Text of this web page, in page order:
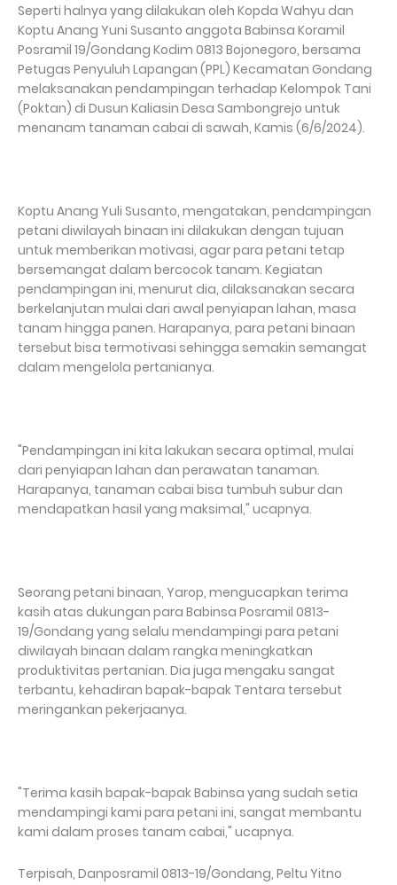
Seperti halnya yang dilakukan oleh Kopda Wahyu dan
Koptu Anang Yuni Susanto anggota Babinsa Koramil
Posramil 19/Gondang Kodim 0813 Bojonegoro, bersama
Petugas Penyuluh Lapangan (PPL) Kecamatan Gondang
melaksanakan pendampingan terhadap Kelompok Tani
(Poktan) di Dusun Kaliasin Desa Sambongrejo untuk
menanam tanaman cabai di sawah, Kamis (6/6/2024).
Koptu Anang Yuli Susanto, mengatakan, pendampingan
petani diwilayah binaan ini dilakukan dengan tujuan
untuk memberikan motivasi, agar para petani tetap
bersemangat dalam bercocok tanam. Kegiatan
pendampingan ini, menurut dia, dilaksanakan secara
berkelanjutan mulai dari awal penyiapan lahan, masa
tanam hingga panen. Harapanya, para petani binaan
tersebut bisa termotivasi sehingga semakin semangat
dalam mengelola pertanianya.
"Pendampingan ini kita lakukan secara optimal, mulai
dari penyiapan lahan dan perawatan tanaman.
Harapanya, tanaman cabai bisa tumbuh subur dan
mendapatkan hasil yang maksimal," ucapnya.
Seorang petani binaan, Yarop, mengucapkan terima
kasih atas dukungan para Babinsa Posramil 0813-
19/Gondang yang selalu mendampingi para petani
diwilayah binaan dalam rangka meningkatkan
produktivitas pertanian. Dia juga mengaku sangat
terbantu, kehadiran bapak-bapak Tentara tersebut
meringankan pekerjaanya.
"Terima kasih bapak-bapak Babinsa yang sudah setia
mendampingi kami para petani ini, sangat membantu
kami dalam proses tanam cabai," ucapnya.
Terpisah, Danposramil 0813-19/Gondang, Peltu Yitno